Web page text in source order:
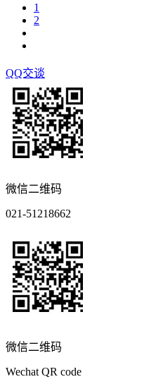
1
2
QQ交谈
微信二维码
021-51218662
微信二维码
Wechat QR code